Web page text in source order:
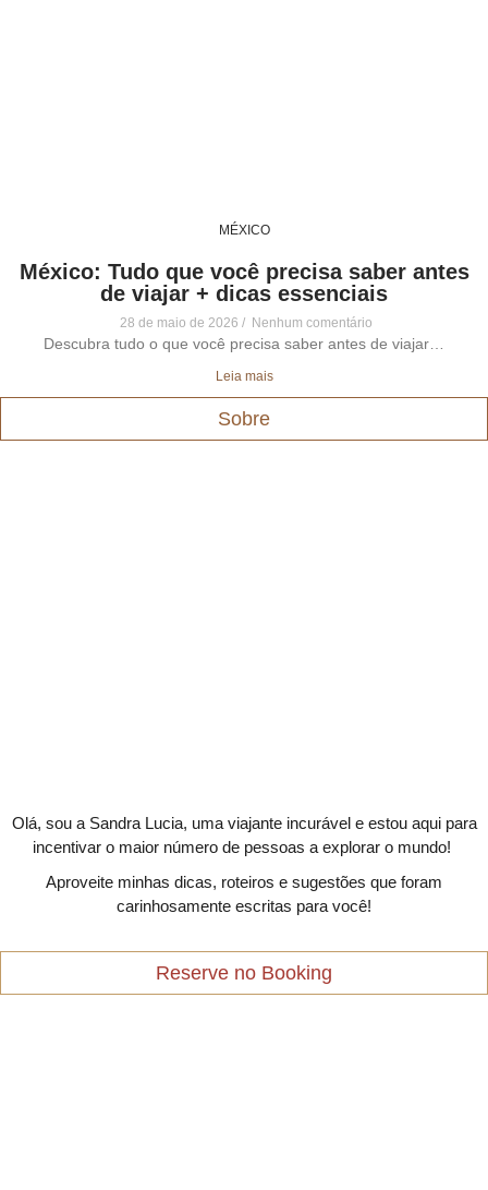
MÉXICO
México: Tudo que você precisa saber antes
de viajar + dicas essenciais
28 de maio de 2026 Nenhum comentário
Descubra tudo o que você precisa saber antes de viajar…
Leia mais
Sobre
Olá, sou a Sandra Lucia, uma viajante incurável e estou aqui para
incentivar o maior número de pessoas a explorar o mundo!
Aproveite minhas dicas, roteiros e sugestões que foram
carinhosamente escritas para você!
Reserve no Booking